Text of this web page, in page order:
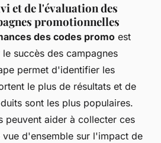
et de l'évaluation des
promotionnelles
des codes promo est
succès des campagnes
permet d'identifier les
le plus de résultats et de
sont les plus populaires.
peuvent aider à collecter ces
d'ensemble sur l'impact de